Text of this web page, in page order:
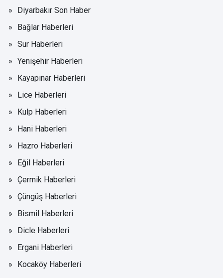
Diyarbakır Son Haber
Bağlar Haberleri
Sur Haberleri
Yenişehir Haberleri
Kayapınar Haberleri
Lice Haberleri
Kulp Haberleri
Hani Haberleri
Hazro Haberleri
Eğil Haberleri
Çermik Haberleri
Çüngüş Haberleri
Bismil Haberleri
Dicle Haberleri
Ergani Haberleri
Kocaköy Haberleri